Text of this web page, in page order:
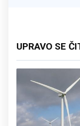
UPRAVO SE